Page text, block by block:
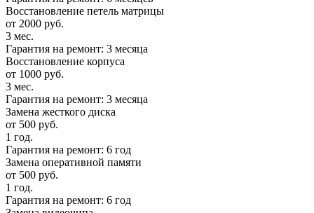
Восстановление петель матрицы
от 2000 руб.
3 мес.
Гарантия на ремонт: 3 месяца
Восстановление корпуса
от 1000 руб.
3 мес.
Гарантия на ремонт: 3 месяца
Замена жесткого диска
от 500 руб.
1 год.
Гарантия на ремонт: 6 год
Замена оперативной памяти
от 500 руб.
1 год.
Гарантия на ремонт: 6 год